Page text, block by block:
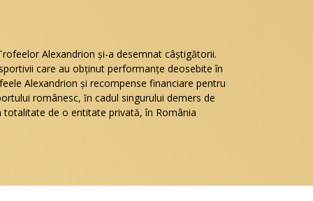
Alexandrion şi-a desemnat câştigătorii.
care au obținut performanţe deosebite în
Alexandrion și recompense financiare pentru
românesc, ȋn cadul singurului demers de
de o entitate privată, în România